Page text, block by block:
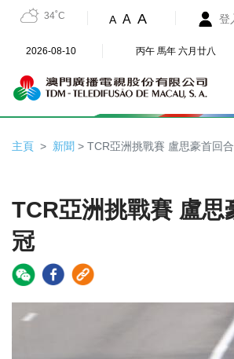
34˚C A A A 登
2026-08-10 丙午 馬年 六月廿八
主頁 新聞 > TCR亞洲挑戰賽 盧思豪首回
TCR亞洲挑戰賽 盧思
冠